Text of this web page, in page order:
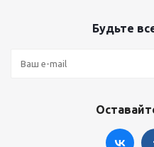
Будьте